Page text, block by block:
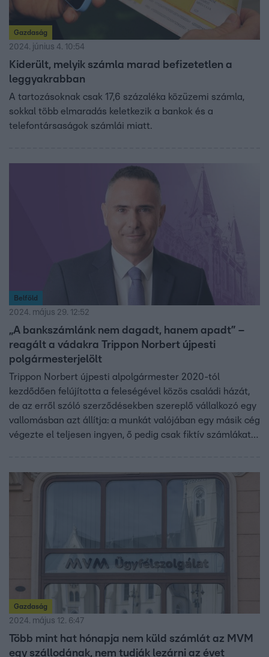
Gazdaság
2024. június 4. 10:54
Kiderült, melyik számla marad befizetetlen a
leggyakrabban
A tartozásoknak csak 17,6 százaléka közüzemi számla,
sokkal több elmaradás keletkezik a bankok és a
telefontársaságok számlái miatt.
Belföld
2024. május 29. 12:52
„A bankszámlánk nem dagadt, hanem apadt” –
reagált a vádakra Trippon Norbert újpesti
polgármesterjelölt
Trippon Norbert újpesti alpolgármester 2020-tól
kezdődően felújította a feleségével közös családi házát,
de az erről szóló szerződésekben szereplő vállalkozó egy
vallomásban azt állítja: a munkát valójában egy másik cég
végezte el teljesen ingyen, ő pedig csak fiktív számlákat
küldött írásos nyilatkozatában tagadta az állításokat,
több kérdésünk esetében pedig azt ígérte, a választás
Gazdaság
2024. május 12. 6:47
Több mint hat hónapja nem küld számlát az MVM
egy szállodának, nem tudják lezárni az évet